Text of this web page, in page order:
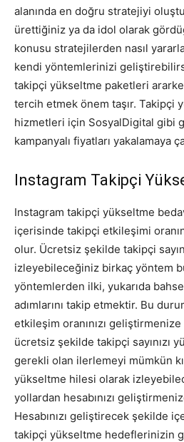
alanında en doğru stratejiyi
ürettiğiniz ya da idol olarak
konusu stratejilerden nasıl
kendi yöntemlerinizi
takipçi yükseltme paketleri
tercih etmek önem taşır. Takipçi
hizmetleri için SosyalDigital gibi
kampanyalı fiyatları yakalamaya
Instagram Takipçi
Instagram takipçi yükseltme
içerisinde takipçi etkileşimi
olur. Ücretsiz şekilde takipçi
izleyebileceğiniz birkaç yöntem
yöntemlerden ilki, yukarıda
adımlarını takip etmektir. Bu
etkileşim oranınızı
ücretsiz şekilde takipçi sayınızı
gerekli olan ilerlemeyi mümkün
yükseltme hilesi olarak
yollardan hesabınızı
Hesabınızı geliştirecek şekilde
takipçi yükseltme hedeflerinizin